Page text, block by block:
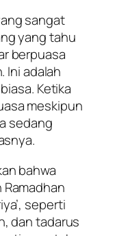
sangat
yang tahu
berpuasa
Ini adalah
Ketika
meskipun
sedang
bahwa
seperti
dan tadarus